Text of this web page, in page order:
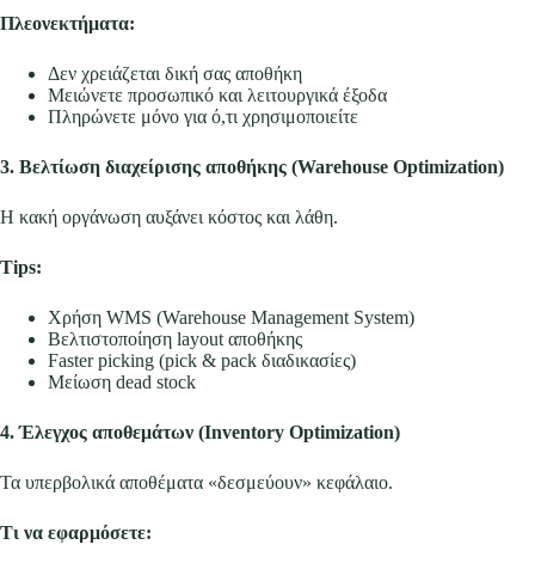
Πλεονεκτήματα:
Δεν χρειάζεται δική σας αποθήκη
Μειώνετε προσωπικό και λειτουργικά έξοδα
Πληρώνετε μόνο για ό,τι χρησιμοποιείτε
3. Βελτίωση διαχείρισης αποθήκης (Warehouse Optimization)
Η κακή οργάνωση αυξάνει κόστος και λάθη.
Tips:
Χρήση WMS (Warehouse Management System)
Βελτιστοποίηση layout αποθήκης
Faster picking (pick & pack διαδικασίες)
Μείωση dead stock
4. Έλεγχος αποθεμάτων (Inventory Optimization)
Τα υπερβολικά αποθέματα «δεσμεύουν» κεφάλαιο.
Τι να εφαρμόσετε: